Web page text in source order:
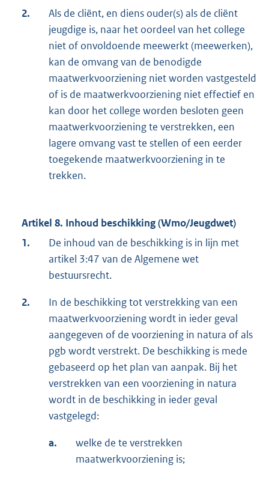
2.
Als de cliënt, en diens ouder(s) als de cliënt
jeugdige is, naar het oordeel van het college
niet of onvoldoende meewerkt (meewerken),
kan de omvang van de benodigde
maatwerkvoorziening niet worden vastgesteld
of is de maatwerkvoorziening niet effectief en
kan door het college worden besloten geen
maatwerkvoorziening te verstrekken, een
lagere omvang vast te stellen of een eerder
toegekende maatwerkvoorziening in te
trekken.
Artikel 8. Inhoud beschikking (Wmo/Jeugdwet)
1.
De inhoud van de beschikking is in lijn met
artikel 3:47 van de Algemene wet
bestuursrecht.
2.
In de beschikking tot verstrekking van een
maatwerkvoorziening wordt in ieder geval
aangegeven of de voorziening in natura of als
pgb wordt verstrekt. De beschikking is mede
gebaseerd op het plan van aanpak. Bij het
verstrekken van een voorziening in natura
wordt in de beschikking in ieder geval
vastgelegd:
a.
welke de te verstrekken
maatwerkvoorziening is;